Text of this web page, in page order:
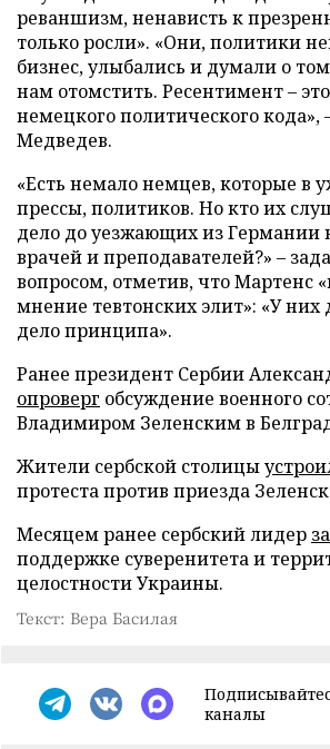
реваншизм, ненависть к
только росли». «Они, политики
бизнес, улыбались и думали о
нам отомстить. Ресентимент –
немецкого политического
Медведев.
«Есть немало немцев, которые в
прессы, политиков. Но кто их
дело до уезжающих из Германии
врачей и преподавателей?» –
вопросом, отметив, что Мартенс
мнение тевтонских элит»: «У них
дело принципа».
Ранее президент Сербии
опроверг обсуждение военного
Владимиром Зеленским в
Жители сербской столицы
протеста против приезда
Месяцем ранее сербский лидер
поддержке суверенитета и
целостности Украины.
Текст: Вера Басилая
каналы